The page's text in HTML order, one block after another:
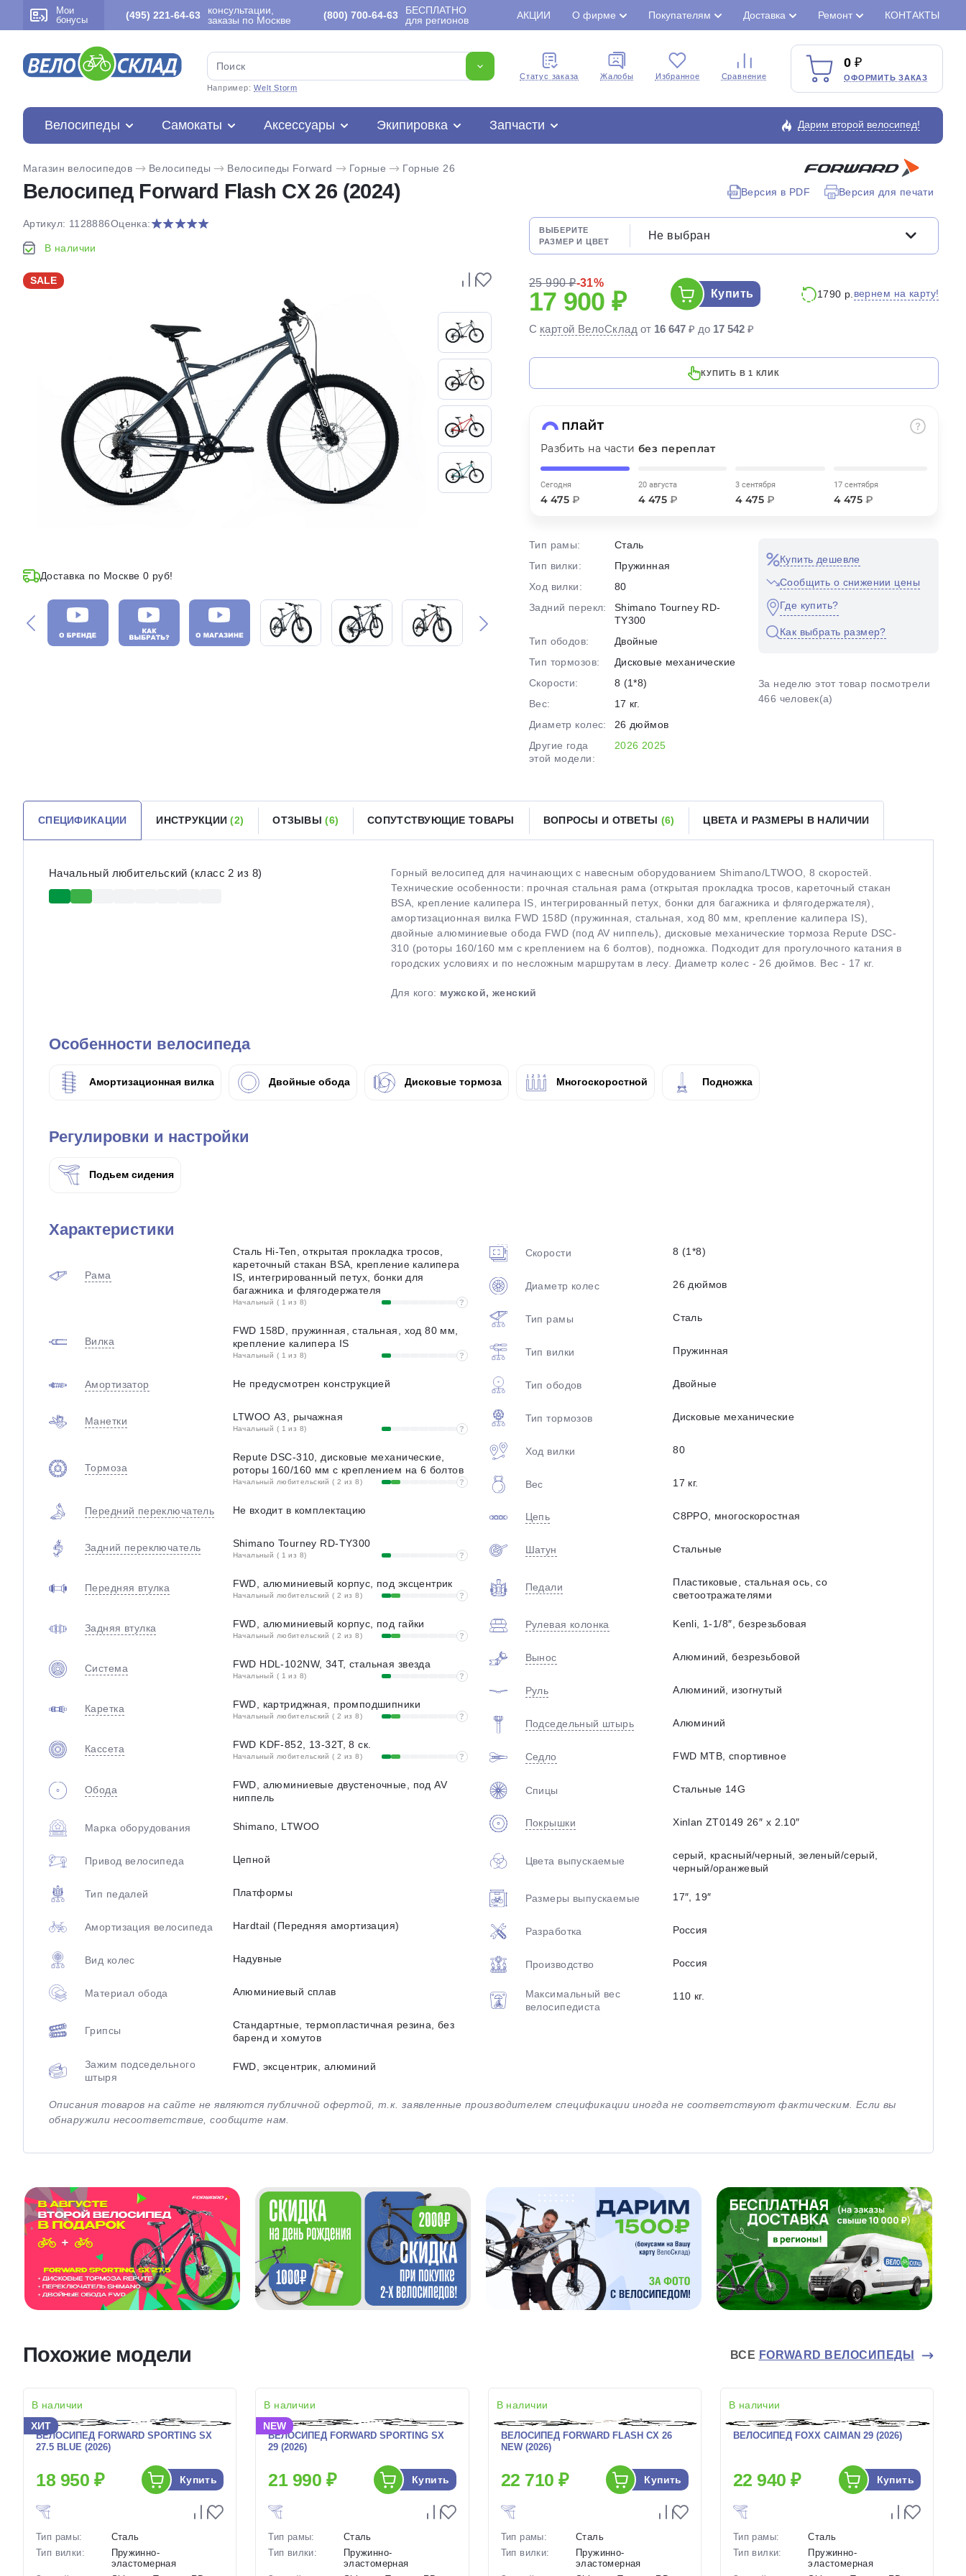
Мои
бонусы
(495) 221-64-63
консультации,
заказы по Москве
(800) 700-64-63
БЕСПЛАТНО
для регионов
АКЦИИ О фирме Покупателям Доставка Ремонт КОНТАКТЫ
Например:Welt Storm
Cтатус заказа Жалобы Избранное Сравнение
0
ОФОРМИТЬ ЗАКАЗ
Велосипеды Самокаты Аксессуары Экипировка Запчасти Дарим второй велосипед!
Магазин велосипедов Велосипеды Велосипеды Forward Горные Горные 26
Велосипед Forward Flash CX 26 (2024) Версия в PDF Версия для печати
Артикул: 1128886Оценка:
В наличии
SALE
Доставка по Москве 0 руб!
ВЫБЕРИТЕ
РАЗМЕР И ЦВЕТ
Не выбран
25 990 ₽-31%
17 900 ₽ Купить 1790 р. вернем на карту!
С картой ВелоСклад от 16 647 ₽ до 17 542 ₽
КУПИТЬ В 1 КЛИК
Разбить на частибез переплат
Сегодня
4 475 ₽
20 августа
4 475 ₽
3 сентября
4 475₽
17 сентября
4 475 ₽
Тип рамы:
Сталь
Тип вилки:
Пружинная
Ход вилки:
80
Задний перекл:
Shimano Tourney RD-
TY300
Тип ободов:
Двойные
Тип тормозов:
Дисковые механические
Скорости:
8 (1*8)
Вес:
17 кг.
Диаметр колес:
26 дюймов
Другие года
этой модели:
2026 2025
Купить дешевле
Сообщить о снижении цены
Где купить?
Как выбрать размер?
За неделю этот товар посмотрели
466 человек(а)
СПЕЦИФИКАЦИИ ИНСТРУКЦИИ(2) ОТЗЫВЫ(6) СОПУТСТВУЮЩИЕ ТОВАРЫ ВОПРОСЫ И ОТВЕТЫ (6) ЦВЕТА И РАЗМЕРЫ В НАЛИЧИИ
Начальный любительский (класс 2 из 8)
Горный велосипед для начинающих с навесным оборудованием Shimano/LTWOO, 8 скоростей.
Технические особенности: прочная стальная рама (открытая прокладка тросов, кареточный стакан
BSA, крепление калипера IS, интегрированный петух, бонки для багажника и флягодержателя),
амортизационная вилка FWD 158D (пружинная, стальная, ход 80 мм, крепление калипера IS),
двойные алюминиевые обода FWD (под AV ниппель), дисковые механические тормоза Repute DSC-
310 (роторы 160/160 мм с креплением на 6 болтов), подножка. Подходит для прогулочного катания в
городских условиях и по несложным маршрутам в лесу. Диаметр колес - 26 дюймов. Вес - 17 кг.
Для кого: мужской, женский
Особенности велосипеда
Амортизационная вилка Двойные обода Дисковые тормоза Многоскоростной Подножка
Регулировки и настройки
Подьем сидения
Характеристики
Рама
Cталь Hi-Ten, открытая прокладка тросов,
кареточный стакан BSA, крепление калипера
IS, интегрированный петух, бонки для
багажника и флягодержателя
Начальный ( 1 из 8) ?
Вилка
FWD 158D, пружинная, стальная, ход 80 мм,
крепление калипера IS
Начальный ( 1 из 8) ?
Амортизатор Не предусмотрен конструкцией
Манетки LTWOO A3, рычажная
Начальный ( 1 из 8) ?
Тормоза
Repute DSC-310, дисковые механические,
роторы 160/160 мм с креплением на 6 болтов
Начальный любительский ( 2 из 8) ?
Передний переключатель Не входит в комплектацию
Задний переключатель Shimano Tourney RD-TY300
Начальный ( 1 из 8) ?
Передняя втулка FWD, алюминиевый корпус, под эксцентрик
Начальный любительский ( 2 из 8) ?
Задняя втулка FWD, алюминиевый корпус, под гайки
Начальный любительский ( 2 из 8) ?
Система FWD HDL-102NW, 34T, стальная звезда
Начальный ( 1 из 8) ?
Каретка FWD, картриджная, промподшипники
Начальный любительский ( 2 из 8) ?
Кассета FWD KDF-852, 13-32T, 8 ск.
Начальный любительский ( 2 из 8) ?
Обода
FWD, алюминиевые двустеночные, под AV
ниппель
Марка оборудования Shimano, LTWOO
Привод велосипеда Цепной
Тип педалей Платформы
Амортизация велосипеда Hardtail (Передняя амортизация)
Вид колес Надувные
Материал обода Алюминиевый сплав
Грипсы
Стандартные, термопластичная резина, без
баренд и хомутов
Зажим подседельного
штыря
FWD, эксцентрик, алюминий
Скорости 8 (1*8)
Диаметр колес 26 дюймов
Тип рамы Сталь
Тип вилки Пружинная
Тип ободов Двойные
Тип тормозов Дисковые механические
Ход вилки 80
Вес 17 кг.
Цепь C8PPO, многоскоростная
Шатун Стальные
Педали
Пластиковые, стальная ось, со
светоотражателями
Рулевая колонка Kenli, 1-1/8″, безрезьбовая
Вынос Алюминий, безрезьбовой
Руль Алюминий, изогнутый
Подседельный штырь Алюминий
Седло FWD MTB, спортивное
Спицы Стальные 14G
Покрышки Xinlan ZT0149 26″ x 2.10″
Цвета выпускаемые
серый, красный/черный, зеленый/серый,
черный/оранжевый
Размеры выпускаемые 17″, 19″
Разработка Россия
Производство Россия
Максимальный вес
велосипедиста
110 кг.
Описания товаров на сайте не являются публичной офертой, т.к. заявленные производителем спецификации иногда не соответствуют фактическим. Если вы
обнаружили несоответствие, сообщите нам.
Похожие модели ВСЕ FORWARD ВЕЛОСИПЕДЫ
В наличии
ХИТ
ВЕЛОСИПЕД FORWARD SPORTING SX
27.5 BLUE (2026)
18 950 ₽ Купить
Тип рамы:
Сталь
Тип вилки:
Пружинно-
эластомерная
В наличии
NEW
ВЕЛОСИПЕД FORWARD SPORTING SX
29 (2026)
21 990 ₽ Купить
Тип рамы:
Сталь
Тип вилки:
Пружинно-
эластомерная
В наличии
ВЕЛОСИПЕД FORWARD FLASH CX 26
NEW (2026)
22 710 ₽ Купить
Тип рамы:
Сталь
Тип вилки:
Пружинно-
эластомерная
В наличии
ВЕЛОСИПЕД FOXX CAIMAN 29 (2026)
22 940 ₽ Купить
Тип рамы:
Сталь
Тип вилки:
Пружинно-
эластомерная
Разбейте
оплату
на части
без переплат
График платежей
Сегодня
25 %
Оплачивайте сегодня только
25% картой любого банка
списываться
каждые 2 недели
Подробнее об оплате Плайтом
25
раз в 2
Остались вопросы?
8 800 302-02-51